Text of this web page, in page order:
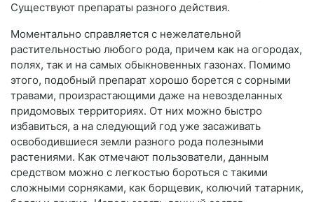
Существуют препараты разного действия.
Моментально справляется с нежелательной
растительностью любого рода, причем как на огородах,
полях, так и на самых обыкновенных газонах. Помимо
этого, подобный препарат хорошо борется с сорными
травами, произрастающими даже на невозделанных
придомовых территориях. От них можно быстро
избавиться, а на следующий год уже засаживать
освободившиеся земли разного рода полезными
растениями. Как отмечают пользователи, данным
средством можно с легкостью бороться с такими
сложными сорняками, как борщевик, колючий татарник,